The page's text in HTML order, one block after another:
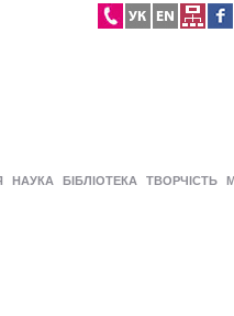
НАУКА БІБЛІОТЕКА ТВОРЧІСТЬ